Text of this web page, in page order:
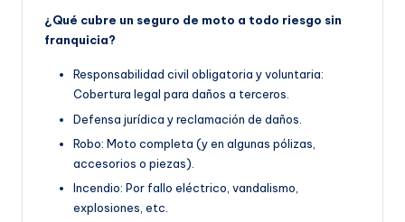
¿Qué cubre un seguro de moto a todo riesgo sin
franquicia?
Responsabilidad civil obligatoria y voluntaria:
Cobertura legal para daños a terceros.
Defensa jurídica y reclamación de daños.
Robo: Moto completa (y en algunas pólizas,
accesorios o piezas).
Incendio: Por fallo eléctrico, vandalismo,
explosiones, etc.